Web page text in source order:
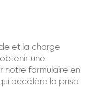
et la charge
une
notre formulaire en
accélère la prise